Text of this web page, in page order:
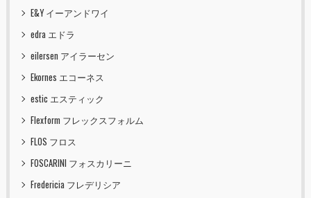
E&Y イーアンドワイ
edra エドラ
eilersen アイラーセン
Ekornes エコーネス
estic エスティック
Flexform フレックスフォルム
FLOS フロス
FOSCARINI フォスカリーニ
Fredericia フレデリシア